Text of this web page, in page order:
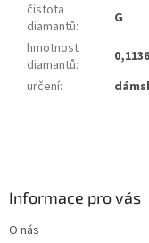
čistota
diamantů:
G
hmotnost
diamantů:
určení:
Informace pro vás
O nás